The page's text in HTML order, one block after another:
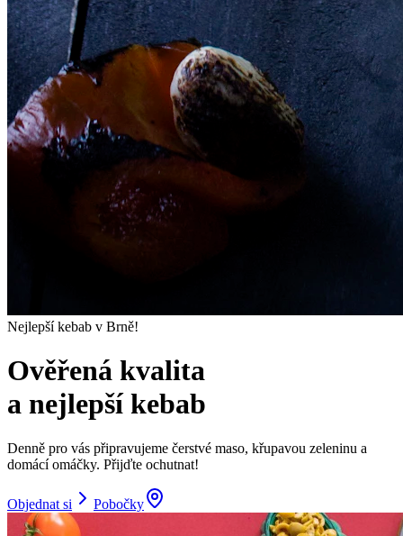
Nejlepší kebab v Brně!
Ověřená kvalita
a nejlepší kebab
Denně pro vás připravujeme čerstvé maso, křupavou zeleninu a
domácí omáčky. Přijďte ochutnat!
Objednat si Pobočky